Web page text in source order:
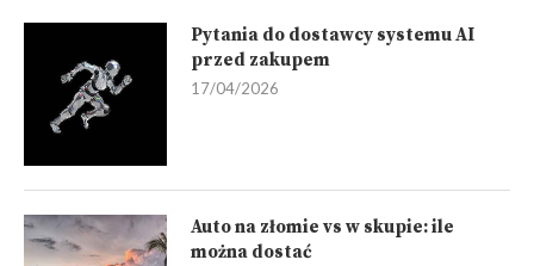
Pytania do dostawcy systemu AI
przed zakupem
17/04/2026
Auto na złomie vs w skupie: ile
można dostać